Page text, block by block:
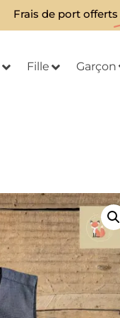
Frais de port offerts
Fille Garçon